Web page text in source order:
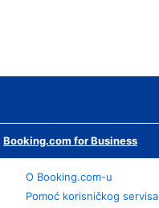
Booking.com for Business
О Booking.com-u
Pomoć korisničkog servisa